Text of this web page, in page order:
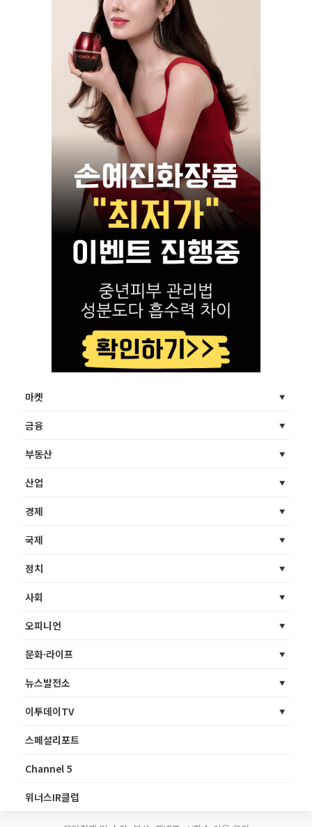
마켓
금융
부동산
산업
경제
국제
정치
사회
오피니언
문화·라이프
뉴스발전소
이투데이TV
스페셜리포트
Channel 5
위너스IR클럽